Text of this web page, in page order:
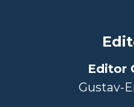
Editor
Gustav-